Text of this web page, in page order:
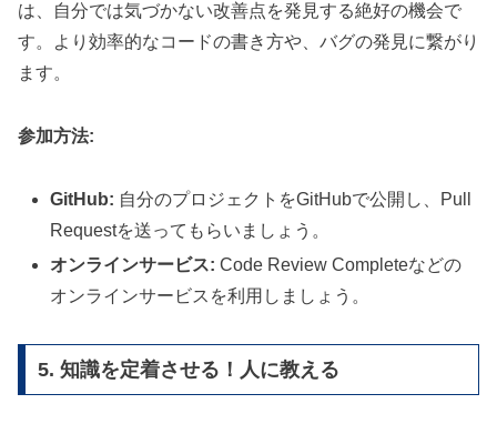
は、自分では気づかない改善点を発見する絶好の機会で
す。より効率的なコードの書き方や、バグの発見に繋がり
ます。
参加方法:
GitHub: 自分のプロジェクトをGitHubで公開し、Pull
Requestを送ってもらいましょう。
オンラインサービス: Code Review Completeなどの
オンラインサービスを利用しましょう。
5. 知識を定着させる！人に教える